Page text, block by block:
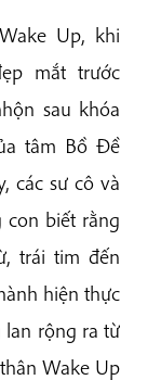
Up, khi
mắt trước
sau khóa
tâm Bồ Đề
các sư cô và
con biết rằng
trái tim đến
hiện thực
lan rộng ra từ
Wake Up